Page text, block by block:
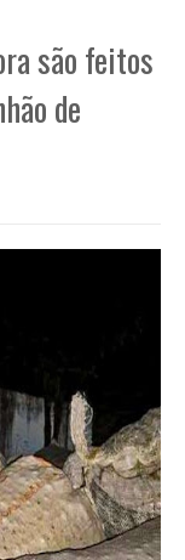
são feitos
de